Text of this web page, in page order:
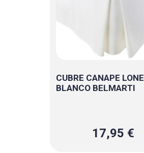
CUBRE CANAPE
BLANCO BELMARTI
17,95 €